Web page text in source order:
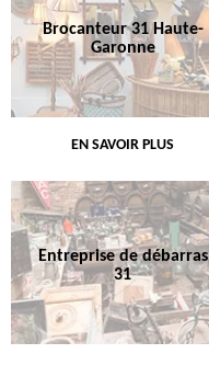
Brocanteur 31 Haute-
Garonne
EN SAVOIR PLUS
Entreprise de débarras
31